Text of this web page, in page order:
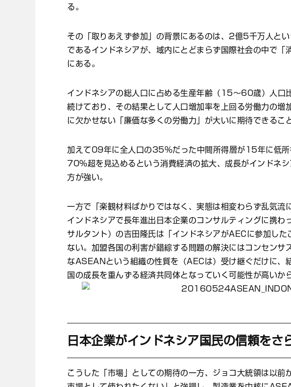
る。
その「取りあえず参加」の背景にあるのは、2億5千万人と
であるインドネシアが、域内にとどまらず国際社会の中で「
にある。
インドネシアの総人口に占める生産年齢（15〜60歳）人口
続けており、その結果として人口増加率を上回る労働力の増
に欠かせない「廉価な多くの労働力」が大いに期待できるこ
加えて09年に全人口の35％だった中間所得層が15年に低
70％超を見込めるという消費経済の拡大、成長がインドネ
方が強い。
一方で「楽観材料ばかりではなく、実態は相変わらず乱気流
インドネシアで長年進出日本企業のコンサルティングに携
サルタント）の吉田隆氏は「インドネシアがAECに参加した
ない。加盟各国の利害が錯綜する問題の解決にはコンセンサ
なASEANという組織の性質を（AECは）受け継ぐだけに、
国の成長を重んずる経済共同体となっていく可能性が高いか
日本企業がインドネシア国民の信頼をさ
こうした「市場」としての期待の一方、ジョコ大統領は以